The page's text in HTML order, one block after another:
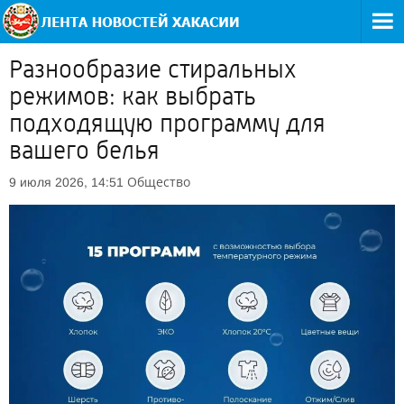
Разнообразие стиральных
режимов: как выбрать
подходящую программу для
вашего белья
9 июля 2026, 14:51 Общество